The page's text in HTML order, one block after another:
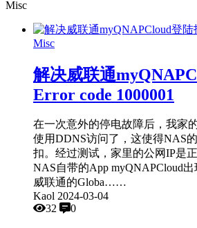
Misc
Misc
解决威联通
Error code 1000001
在一次意外的停电故障后，我家
使用DDNS访问了，这使得NAS
扣。经过测试，家里的公网IP是
NAS自带的App myQNAPCloud
威联通的Globa……
Kaol 2024-03-04
32
0